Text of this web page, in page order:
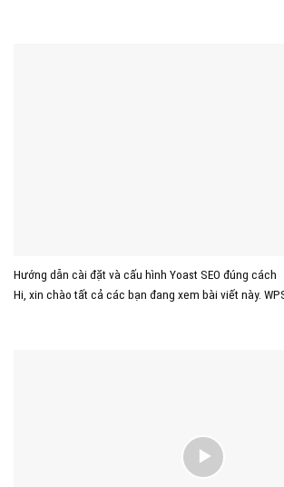
Hướng dẫn cài đặt và cấu hình Yoast SEO đúng cách
Hi, xin chào tất cả các bạn đang xem bài viết này.